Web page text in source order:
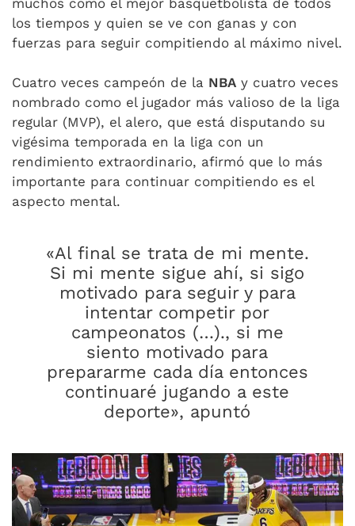
muchos como el mejor basquetbolista de todos
los tiempos y quien se ve con ganas y con
fuerzas para seguir compitiendo al máximo nivel.
Cuatro veces campeón de la NBA y cuatro veces
nombrado como el jugador más valioso de la liga
regular (MVP), el alero, que está disputando su
vigésima temporada en la liga con un
rendimiento extraordinario, afirmó que lo más
importante para continuar compitiendo es el
aspecto mental.
«Al final se trata de mi mente.
Si mi mente sigue ahí, si sigo
motivado para seguir y para
intentar competir por
campeonatos (…)., si me
siento motivado para
prepararme cada día entonces
continuaré jugando a este
deporte», apuntó